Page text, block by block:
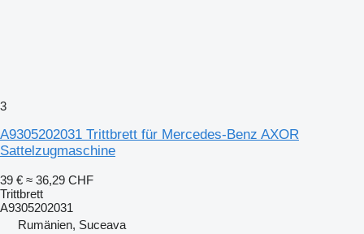
3
A9305202031 Trittbrett für Mercedes-Benz AXOR
Sattelzugmaschine
39 € ≈ 36,29 CHF
Trittbrett
A9305202031
Rumänien, Suceava